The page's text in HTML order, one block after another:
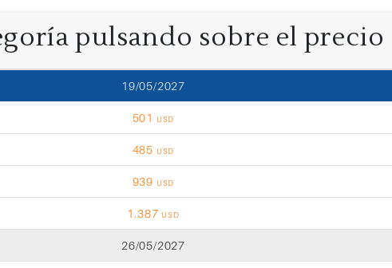
pulsando sobre el precio
19/05/2027
501 USD
485 USD
939 USD
1.387 USD
26/05/2027